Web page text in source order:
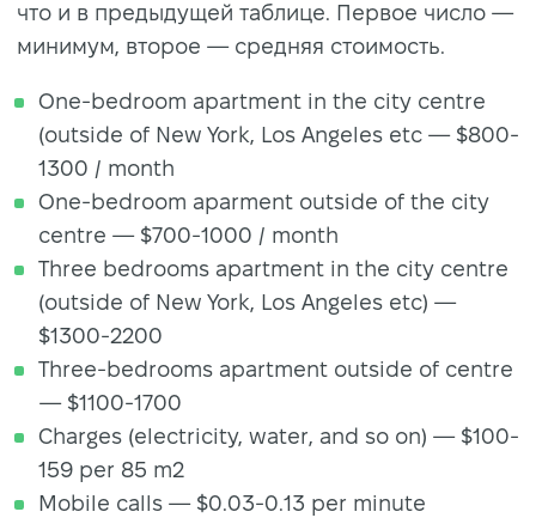
что и в предыдущей таблице. Первое число —
минимум, второе — средняя стоимость.
One-bedroom apartment in the city centre
(outside of New York, Los Angeles etc — $800-
1300 / month
One-bedroom aparment outside of the city
centre — $700-1000 / month
Three bedrooms apartment in the city centre
(outside of New York, Los Angeles etc) —
$1300-2200
Three-bedrooms apartment outside of centre
— $1100-1700
Charges (electricity, water, and so on) — $100-
159 per 85 m2
Mobile calls — $0.03-0.13 per minute